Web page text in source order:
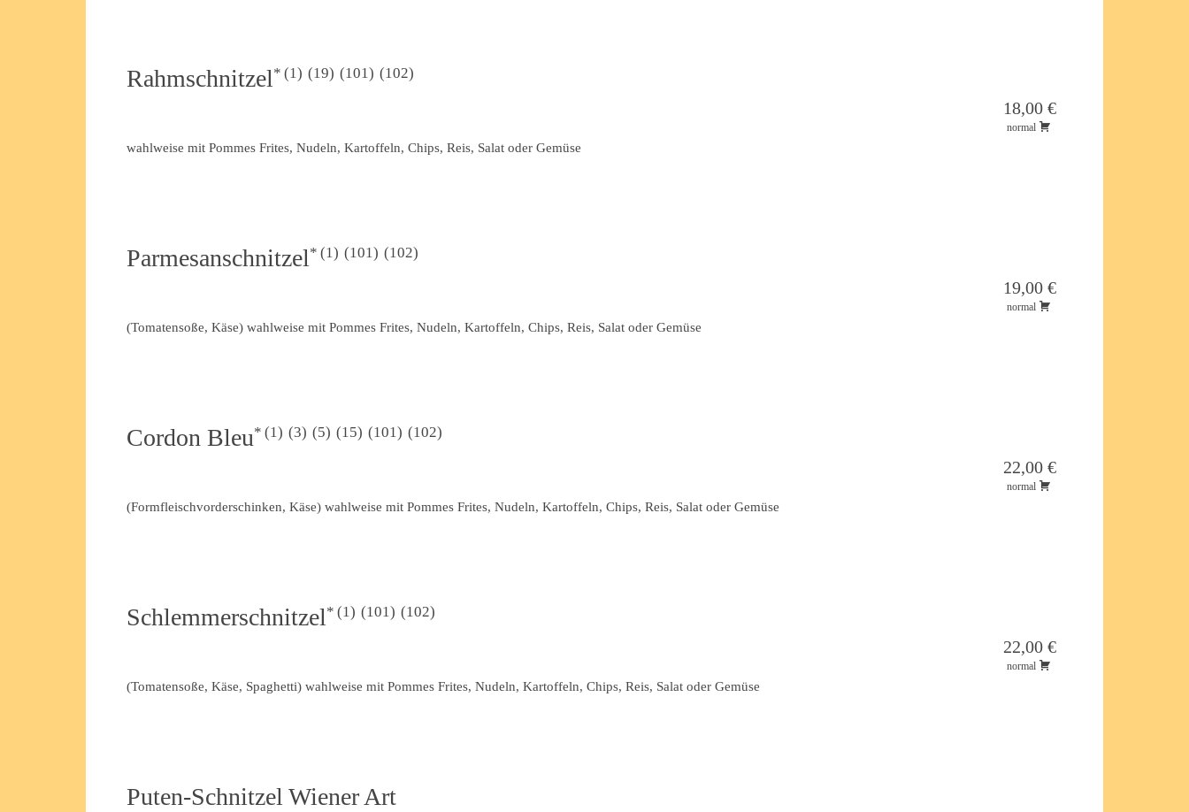
Rahmschnitzel 1 19 101 102
18,00 €
normal
wahlweise mit Pommes Frites, Nudeln, Kartoffeln, Chips, Reis, Salat oder Gemüse
Parmesanschnitzel 1 101 102
19,00 €
normal
(Tomatensoße, Käse) wahlweise mit Pommes Frites, Nudeln, Kartoffeln, Chips, Reis, Salat oder Gemüse
Cordon Bleu 1 3 5 15 101 102
22,00 €
normal
(Formfleischvorderschinken, Käse) wahlweise mit Pommes Frites, Nudeln, Kartoffeln, Chips, Reis, Salat oder Gemüse
Schlemmerschnitzel 1 101 102
22,00 €
normal
(Tomatensoße, Käse, Spaghetti) wahlweise mit Pommes Frites, Nudeln, Kartoffeln, Chips, Reis, Salat oder Gemüse
Puten-Schnitzel Wiener Art